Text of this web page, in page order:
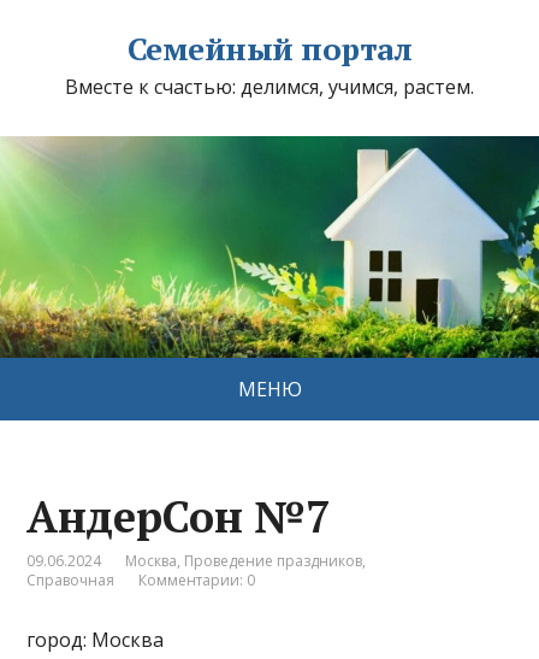
Семейный портал
Вместе к счастью: делимся, учимся, растем.
МЕНЮ
АндерСон №7
09.06.2024 Москва, Проведение праздников,
Справочная
Комментарии: 0
город: Москва